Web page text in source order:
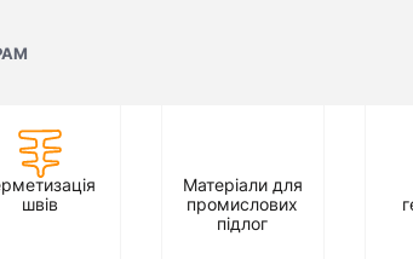
швів
Матеріали для
промислових
підлог